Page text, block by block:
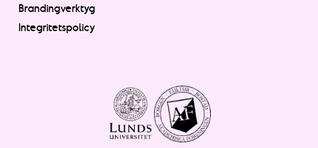
Brandingverktyg
Integritetspolicy